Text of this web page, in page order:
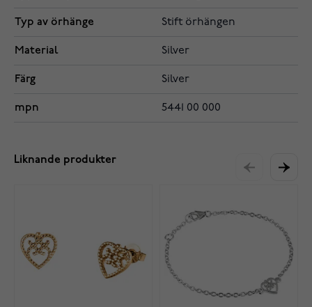
Typ av örhänge Stift örhängen
Material Silver
Färg Silver
mpn 5441 00 000
Liknande produkter